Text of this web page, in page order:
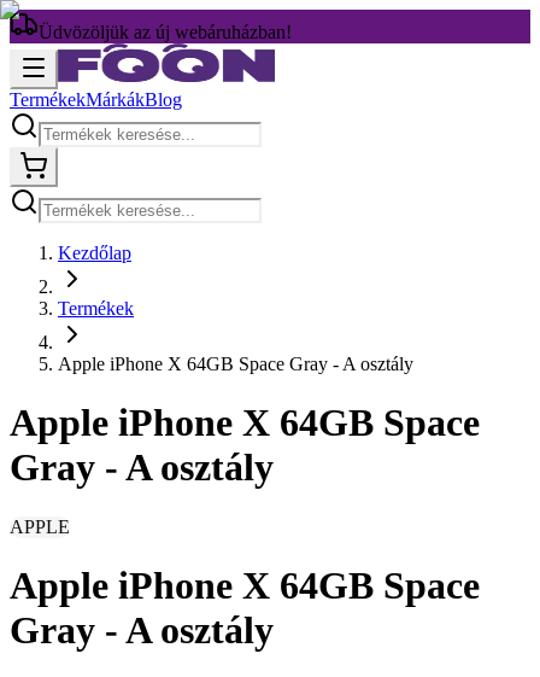
Üdvözöljük az új webáruházban!
TermékekMárkákBlog
Kezdőlap
Termékek
Apple iPhone X 64GB Space Gray - A osztály
Apple iPhone X 64GB Space
Gray - A osztály
APPLE
Apple iPhone X 64GB Space
Gray - A osztály